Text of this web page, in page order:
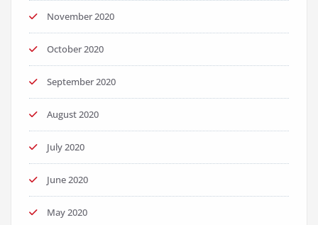
November 2020
October 2020
September 2020
August 2020
July 2020
June 2020
May 2020